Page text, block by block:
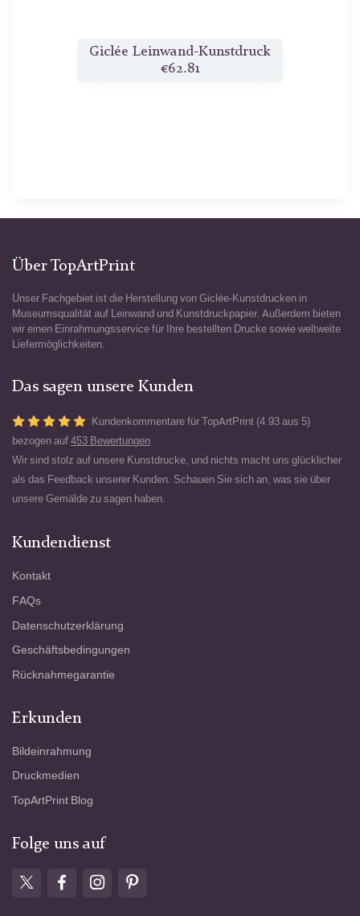
Giclée Leinwand-Kunstdruck
€62.81
Über TopArtPrint
Unser Fachgebiet ist die Herstellung von Giclée-Kunstdrucken in
Museumsqualität auf Leinwand und Kunstdruckpapier. Außerdem bieten
wir einen Einrahmungsservice für Ihre bestellten Drucke sowie weltweite
Liefermöglichkeiten.
Das sagen unsere Kunden
Kundenkommentare für TopArtPrint (4.93 aus 5)
bezogen auf 453 Bewertungen
Wir sind stolz auf unsere Kunstdrucke, und nichts macht uns glücklicher
als das Feedback unserer Kunden. Schauen Sie sich an, was sie über
unsere Gemälde zu sagen haben.
Kundendienst
Kontakt
FAQs
Datenschutzerklärung
Geschäftsbedingungen
Rücknahmegarantie
Erkunden
Bildeinrahmung
Druckmedien
TopArtPrint Blog
Folge uns auf